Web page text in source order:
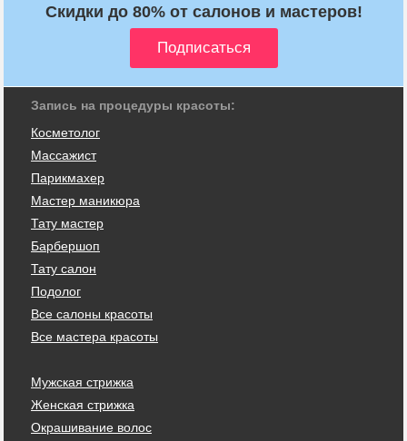
Скидки до 80% от салонов и мастеров!
Запись на процедуры красоты:
Косметолог
Массажист
Парикмахер
Мастер маникюра
Тату мастер
Барбершоп
Тату салон
Подолог
Все салоны красоты
Все мастера красоты
Мужская стрижка
Женская стрижка
Окрашивание волос